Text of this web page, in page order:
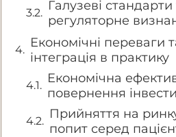
Галузеві стандарти
регуляторне
Економічні переваги
інтеграція в практику
Економічна
повернення
Прийняття на
попит серед